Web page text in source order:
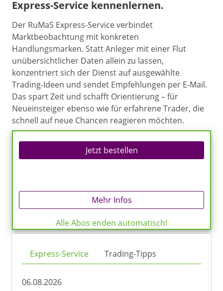
Express-Service kennenlernen.
Der RuMaS Express-Service verbindet
Marktbeobachtung mit konkreten
Handlungsmarken. Statt Anleger mit einer Flut
unübersichtlicher Daten allein zu lassen,
konzentriert sich der Dienst auf ausgewählte
Trading-Ideen und sendet Empfehlungen per E-Mail.
Das spart Zeit und schafft Orientierung – für
Neueinsteiger ebenso wie für erfahrene Trader, die
schnell auf neue Chancen reagieren möchten.
Jetzt bestellen
Mehr Infos
Alle Abos enden automatisch!
Express-Service Trading-Tipps
06.08.2026